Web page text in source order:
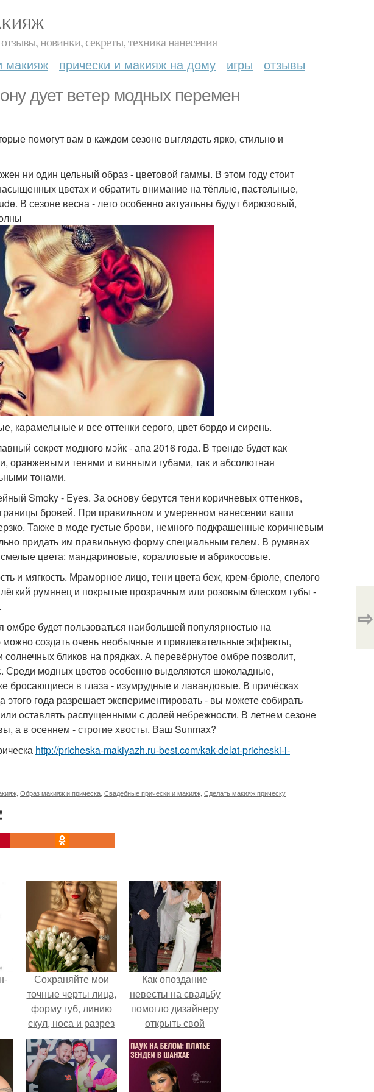
новинки, секреты, техника нанесения
макияж прически и макияж на дому игры отзывы
дует ветер модных перемен
помогут вам в каждом сезоне выглядеть ярко, стильно и
ни один цельный образ - цветовой гаммы. В этом году стоит
цветах и обратить внимание на тёплые, пастельные,
В сезоне весна - лето особенно актуальны будут бирюзовый,
карамельные и все оттенки серого, цвет бордо и сирень.
секрет модного мэйк - апа 2016 года. В тренде будет как
оранжевыми тенями и винными губами, так и абсолютная
тонами.
Smoky - Eyes. За основу берутся тени коричневых оттенков,
бровей. При правильном и умеренном нанесении ваши
Также в моде густые брови, немного подкрашенные коричневым
придать им правильную форму специальным гелем. В румянах
цвета: мандариновые, коралловые и абрикосовые.
и мягкость. Мраморное лицо, тени цвета беж, крем-брюле, спелого
румянец и покрытые прозрачным или розовым блеском губы -
омбре будет пользоваться наибольшей популярностью на
создать очень необычные и привлекательные эффекты,
бликов на прядках. А перевёрнутое омбре позволит,
Среди модных цветов особенно выделяются шоколадные,
бросающиеся в глаза - изумрудные и лавандовые. В причёсках
года разрешает экспериментировать - вы можете собирать
оставлять распущенными с долей небрежности. В летнем сезоне
а в осеннем - строгие хвосты. Ваш Sunmax?
http://pricheska-makiyazh.ru-best.com/kak-delat-pricheski-i-
Образ макияж и прическа Свадебные прически и макияж Сделать макияж прическу
⇨
Сохраняйте мои
точные черты лица,
форму губ, линию
скул, носа и разрез
глаз.
Как опоздание
невесты на свадьбу
помогло дизайнеру
открыть свой
бренд.